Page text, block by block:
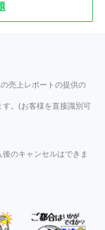
売上レポートの提供の
す。(お客様を直接識別可
のキャンセルはできま